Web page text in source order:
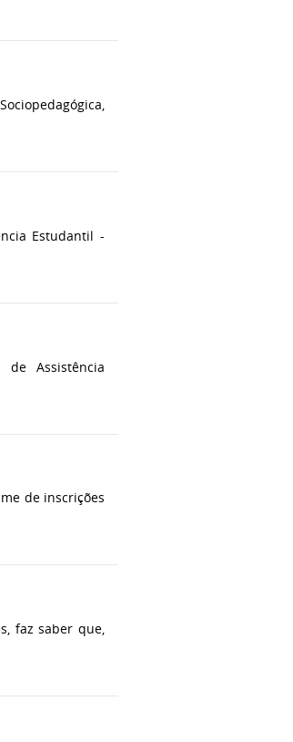
Estudantil -
de Assistência
de inscrições
faz saber que,